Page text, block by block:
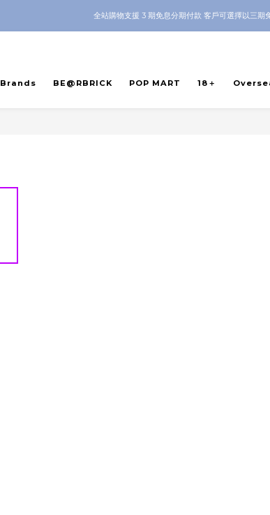
CRA5Y SHOP — 100% Authentic Guarantee｜Local HK &
全站購物支援 3 期免息分期付款 客戶可選擇以三期
CRA5Y SHOP — 100% Authentic Guarantee｜Local HK &
Brands BE@RBRICK POP MART 18＋